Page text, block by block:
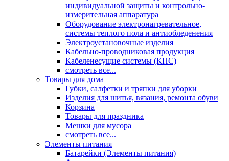
индивидуальной защиты и контрольно-
измерительная аппаратура
Оборудование электронагревательное,
системы теплого пола и антиобледенения
Электроустановочные изделия
Кабельно-проводниковая продукция
Кабеленесущие системы (КНС)
смотреть все...
Товары для дома
Губки, салфетки и тряпки для уборки
Изделия для шитья, вязания, ремонта обуви
Корзина
Товары для праздника
Мешки для мусора
смотреть все...
Элементы питания
Батарейки (Элементы питания)